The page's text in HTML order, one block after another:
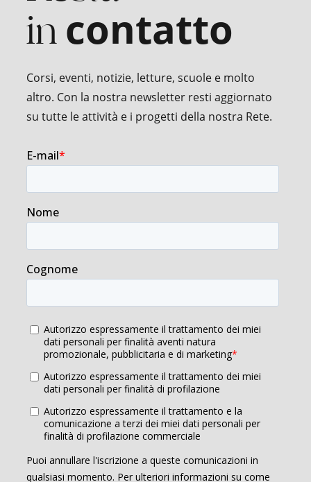
incontatto
Corsi, eventi, notizie, letture, scuole e molto
altro. Con la nostra newsletter resti aggiornato
su tutte le attività e i progetti della nostra Rete.